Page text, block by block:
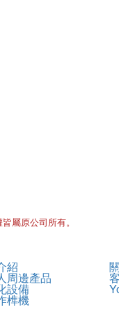
屬原公司所有。
紹
周邊產品
設備
榫機